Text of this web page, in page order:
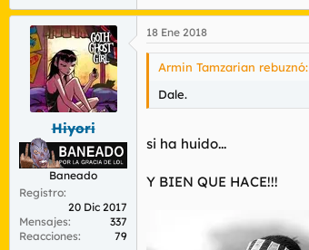
Hiyori
Baneado
Registro
20 Dic 2017
Mensajes
337
Reacciones
79
18 Ene 2018
Armin Tamzarian rebuznó:
Dale.
si ha huido...
Y BIEN QUE HACE!!!